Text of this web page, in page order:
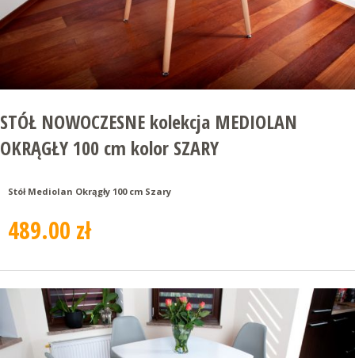
STÓŁ NOWOCZESNE kolekcja MEDIOLAN
OKRĄGŁY 100 cm kolor SZARY
Stół Mediolan Okrągły 100 cm Szary
489.00 zł